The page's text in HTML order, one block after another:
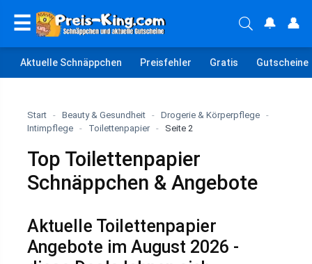
☰ 🔔 👤
Aktuelle Schnäppchen Preisfehler Gratis Gutscheine
Start - Beauty & Gesundheit - Drogerie & Körperpflege -
Intimpflege - Toilettenpapier - Seite 2
Top Toilettenpapier
Schnäppchen & Angebote
Aktuelle Toilettenpapier
Angebote im August 2026 -